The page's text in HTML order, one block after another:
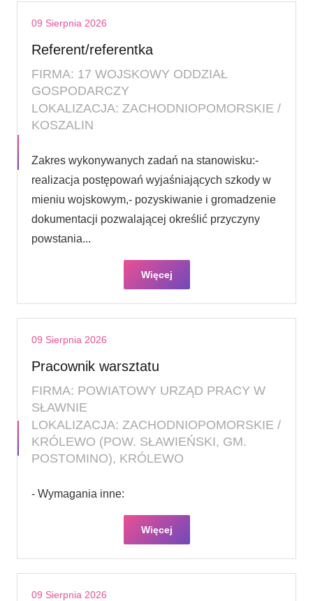
09 Sierpnia 2026
Referent/referentka
FIRMA: 17 WOJSKOWY ODDZIAŁ
GOSPODARCZY
LOKALIZACJA: ZACHODNIOPOMORSKIE /
KOSZALIN
Zakres wykonywanych zadań na stanowisku:-
realizacja postępowań wyjaśniających szkody w
mieniu wojskowym,- pozyskiwanie i gromadzenie
dokumentacji pozwalającej określić przyczyny
powstania...
Więcej
09 Sierpnia 2026
Pracownik warsztatu
FIRMA: POWIATOWY URZĄD PRACY W
SŁAWNIE
LOKALIZACJA: ZACHODNIOPOMORSKIE /
KRÓLEWO (POW. SŁAWIEŃSKI, GM.
POSTOMINO), KRÓLEWO
- Wymagania inne:
Więcej
09 Sierpnia 2026